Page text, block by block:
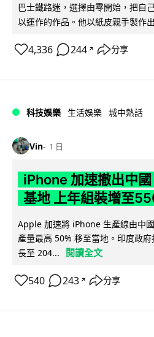
巴士鐵路迷，選擇由零開始，把自
以運作的作品。他以紙皮親手製作
4,336 244 ↗ 分享
科技娛樂 生活娛樂 城中熱話
Vin 1 日
iPhone 加速撤出中
基地 上年組裝增至
Apple 加速將 iPhone 生產線由中
產量最高 50% 移至當地。印度政
長至 204...
閱讀全文
540 243 ↗ 分享